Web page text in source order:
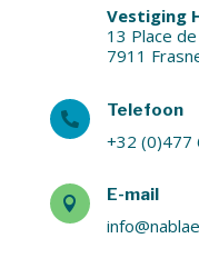
Vestiging
13 Place
7911
 Telefoon
+32 (0)477
 E-mail